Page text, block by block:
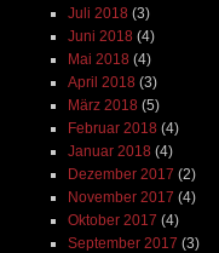
Juli 2018 (3)
Juni 2018 (4)
Mai 2018 (4)
April 2018 (3)
März 2018 (5)
Februar 2018 (4)
Januar 2018 (4)
Dezember 2017 (2)
November 2017 (4)
Oktober 2017 (4)
September 2017 (3)